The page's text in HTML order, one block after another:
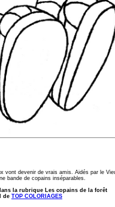
vont devenir de vrais amis. Aidés par le
bande de copains inséparables.
la rubrique Les copains de la forêt
de TOP COLORIAGES